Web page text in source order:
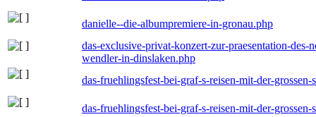
danielle--die-albumpremiere-in-gronau.php
das-exclusive-privat-konzert-zur-praesentation-
wendler-in-dinslaken.php
das-fruehlingsfest-bei-graf-s-reisen-mit-der-
das-fruehlingsfest-bei-graf-s-reisen-mit-der-